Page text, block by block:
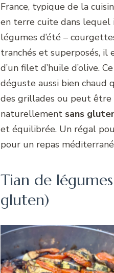
France, typique de la
en terre cuite dans
légumes d’été –
tranchés et superposés, il
d’un filet d’huile d’olive.
déguste aussi bien chaud
des grillades ou peut être
naturellement sans
et équilibrée. Un régal
pour un repas
Tian de
gluten)